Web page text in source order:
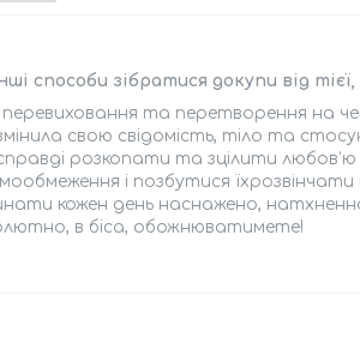
способи зібратися докупи від
та перетворення на
свою свідомість, тіло та
розкопати та зцілити любов’ю
і позбутися
кожен день наснажено,
в біса, обожнюватимете!